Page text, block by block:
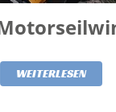
WEITERLESEN